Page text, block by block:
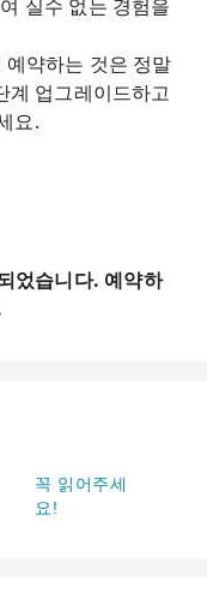
실수 없는 경험을
약하는 것은 정말
계 업그레이드하고
요.
었습니다. 예약하
꼭 읽어주세
요!